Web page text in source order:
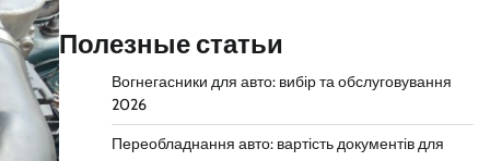
Полезные статьи
Вогнегасники для авто: вибір та обслуговування
2026
Переобладнання авто: вартість документів для